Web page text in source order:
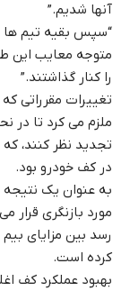
آنها شدیم.”
“سپس بقیه تیم ها
متوجه معایب این
را کنار گذاشتند.”
ملزم می کرد تا در
تجدید نظر کنند،
در کف خودرو بود.
به عنوان یک نتیجه
مورد بازنگری قرار
رسد بین مزایای
کرده است.
بهبود عملکرد کف